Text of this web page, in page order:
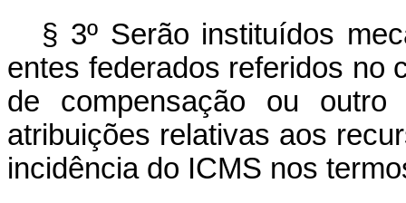
§ 3º Serão instituídos
entes federados referidos no
de compensação ou outro
atribuições relativas aos
incidência do ICMS nos